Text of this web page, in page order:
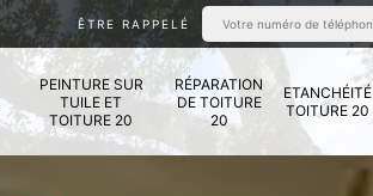
ÊTRE RAPPELÉ
PEINTURE SUR
TUILE ET
TOITURE 20
RÉPARATION
DE TOITURE
20
ETANCHÉITÉ
TOITURE 20